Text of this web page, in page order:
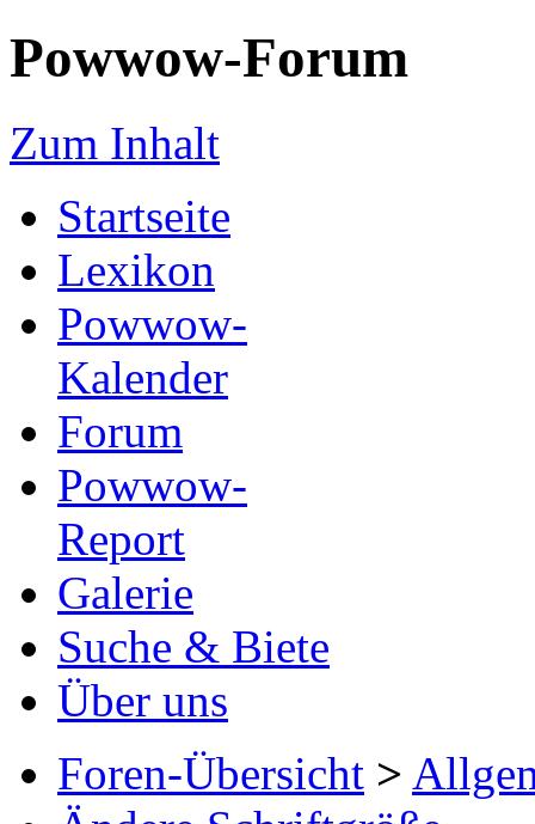
Powwow-Forum
Zum Inhalt
Startseite
Lexikon
Powwow-
Kalender
Forum
Powwow-
Report
Galerie
Suche & Biete
Über uns
Foren-Übersicht >